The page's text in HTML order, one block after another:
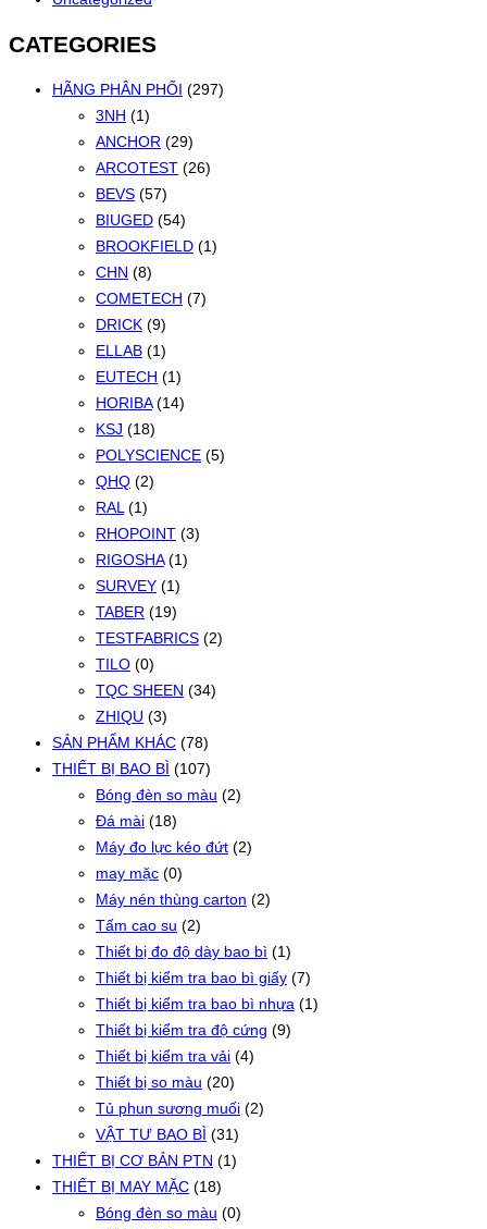
CATEGORIES
HÃNG PHÂN PHỐI (297)
3NH (1)
ANCHOR (29)
ARCOTEST (26)
BEVS (57)
BIUGED (54)
BROOKFIELD (1)
CHN (8)
COMETECH (7)
DRICK (9)
ELLAB (1)
EUTECH (1)
HORIBA (14)
KSJ (18)
POLYSCIENCE (5)
QHQ (2)
RAL (1)
RHOPOINT (3)
RIGOSHA (1)
SURVEY (1)
TABER (19)
TESTFABRICS (2)
TILO (0)
TQC SHEEN (34)
ZHIQU (3)
SẢN PHẨM KHÁC (78)
THIẾT BỊ BAO BÌ (107)
Bóng đèn so màu (2)
Đá mài (18)
Máy đo lực kéo đứt (2)
may mặc (0)
Máy nén thùng carton (2)
Tấm cao su (2)
Thiết bị đo độ dày bao bì (1)
Thiết bị kiểm tra bao bì giấy (7)
Thiết bị kiểm tra bao bì nhựa (1)
Thiết bị kiểm tra độ cứng (9)
Thiết bị kiểm tra vải (4)
Thiết bị so màu (20)
Tủ phun sương muối (2)
VẬT TƯ BAO BÌ (31)
THIẾT BỊ CƠ BẢN PTN (1)
THIẾT BỊ MAY MẶC (18)
Bóng đèn so màu (0)